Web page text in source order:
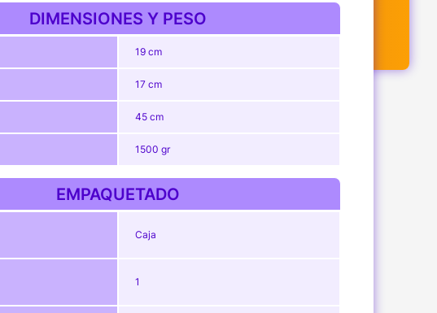
DIMENSIONES Y PESO
19 cm
17 cm
45 cm
1500 gr
EMPAQUETADO
Caja
1